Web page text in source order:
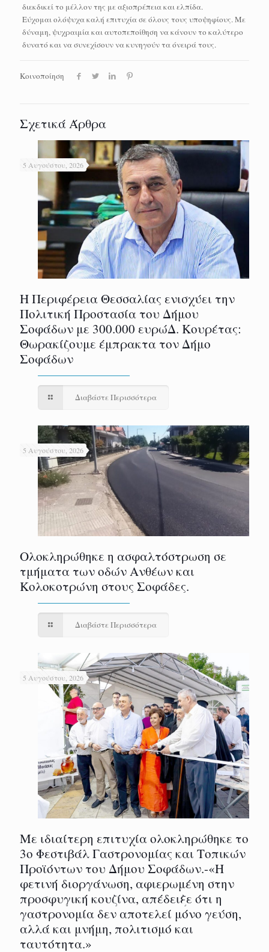
διεκδικεί το μέλλον της με αξιοπρέπεια και ελπίδα.
Εύχομαι ολόψυχα καλή επιτυχία σε όλους τους υποψηφίους. Με
δύναμη, ψυχραιμία και αυτοπεποίθηση να κάνουν το καλύτερο
δυνατό και να συνεχίσουν να κυνηγούν τα όνειρά τους.
Κοινοποίηση
Σχετικά Άρθρα
5 Αυγούστου, 2026
Η Περιφέρεια Θεσσαλίας ενισχύει την
Πολιτική Προστασία του Δήμου
Σοφάδων με 300.000 ευρώΔ. Κουρέτας:
Θωρακίζουμε έμπρακτα τον Δήμο
Σοφάδων
Διαβάστε Περισσότερα
5 Αυγούστου, 2026
Ολοκληρώθηκε η ασφαλτόστρωση σε
τμήματα των οδών Ανθέων και
Κολοκοτρώνη στους Σοφάδες.
Διαβάστε Περισσότερα
5 Αυγούστου, 2026
Με ιδιαίτερη επιτυχία ολοκληρώθηκε το
3ο Φεστιβάλ Γαστρονομίας και Τοπικών
Προϊόντων του Δήμου Σοφάδων.-«Η
φετινή διοργάνωση, αφιερωμένη στην
προσφυγική κουζίνα, απέδειξε ότι η
γαστρονομία δεν αποτελεί μόνο γεύση,
αλλά και μνήμη, πολιτισμό και
ταυτότητα.»